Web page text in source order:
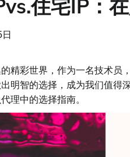
住宅IP：
彩世界，作为一名技术员，
明智的选择，成为我们值得
理中的选择指南。